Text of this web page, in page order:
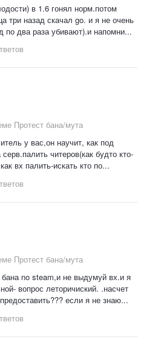
в 1.6 гонял норм.потом
три назад скачал go. и я не очень
по два раза убивают).и напомни...
Протест бана/мута
у вас,он научит, как под
читеров(как будто кто-
вх палить-искать кто по...
Протест бана/мута
бана no steam,и не выдумуй вх.и я
вопрос леторичиский. .насчет
если я не знаю...